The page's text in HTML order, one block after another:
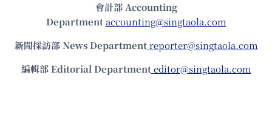
會計部 Accounting
Department accounting@singtaola.com
新聞採訪部 News Department reporter@singtaola.com
編輯部 Editorial Department editor@singtaola.com